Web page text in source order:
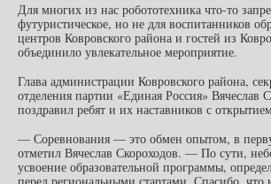
Для многих из нас робототехника что-то
футуристическое, но не для воспитанников
центров Ковровского района и гостей из
объединило увлекательное мероприятие.
Глава администрации Ковровского района,
отделения партии «Единая Россия» Вячеслав
поздравил ребят и их наставников с
— Соревнования — это обмен опытом, в
отметил Вячеслав Скороходов. — По сути,
усвоение образовательной программы,